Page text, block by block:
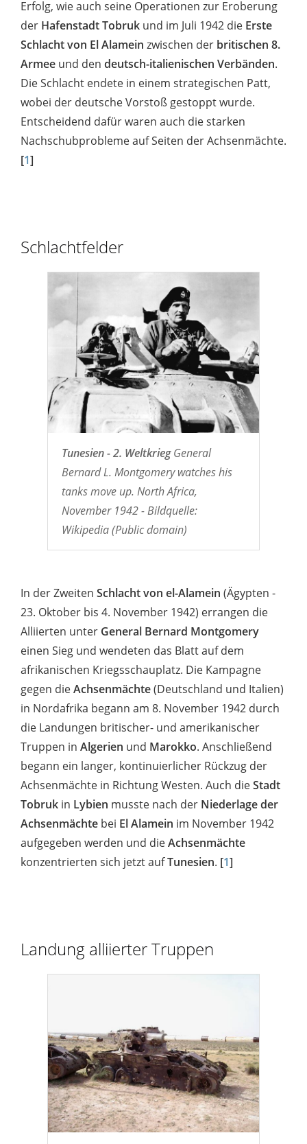
Erfolg, wie auch seine Operationen zur Eroberung
der Hafenstadt Tobruk und im Juli 1942 die Erste
Schlacht von El Alamein zwischen der britischen 8.
Armee und den deutsch-italienischen Verbänden.
Die Schlacht endete in einem strategischen Patt,
wobei der deutsche Vorstoß gestoppt wurde.
Entscheidend dafür waren auch die starken
Nachschubprobleme auf Seiten der Achsenmächte.
[1]
Schlachtfelder
Tunesien - 2. WeltkriegGeneral
Bernard L. Montgomery watches his
tanks move up. North Africa,
November 1942 - Bildquelle:
Wikipedia (Public domain)
In der Zweiten Schlacht von el-Alamein (Ägypten -
23. Oktober bis 4. November 1942) errangen die
Alliierten unter General Bernard Montgomery
einen Sieg und wendeten das Blatt auf dem
afrikanischen Kriegsschauplatz. Die Kampagne
gegen dieAchsenmächte(Deutschland und Italien)
in Nordafrika begann am 8. November 1942 durch
die Landungen britischer- und amerikanischer
Truppen in Algerien und Marokko. Anschließend
begann ein langer, kontinuierlicher Rückzug der
Achsenmächte in Richtung Westen. Auch dieStadt
Tobruk in Lybien musste nach der Niederlage der
Achsenmächte bei El Alamein im November 1942
aufgegeben werden und dieAchsenmächte
konzentrierten sich jetzt aufTunesien. [1]
Landung alliierter Truppen